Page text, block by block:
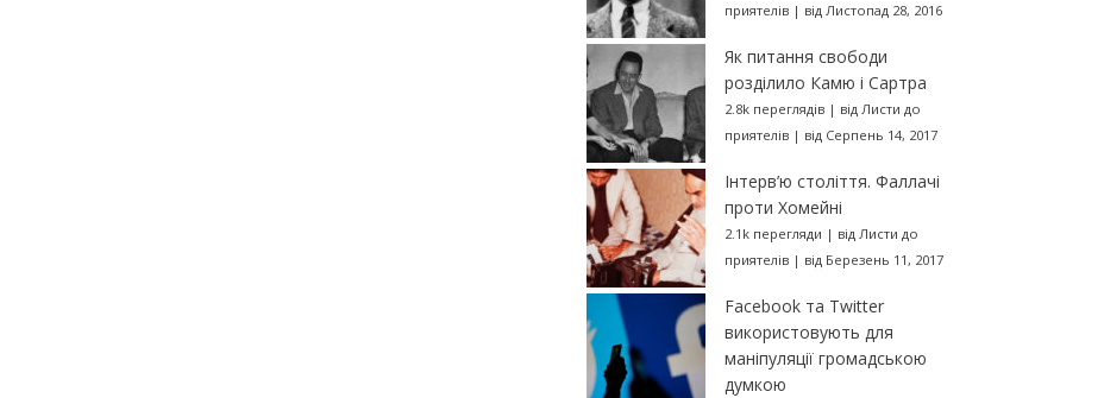
приятелів| від Листопад 28, 2016
Як питання свободи
розділило Камю і Сартра
2.8k переглядів| від Листи до
приятелів| від Серпень 14, 2017
Інтерв’ю століття. Фаллачі
проти Хомейні
2.1k перегляди | від Листи до
приятелів| від Березень 11, 2017
Facebook та Twitter
використовують для
маніпуляції громадською
думкою